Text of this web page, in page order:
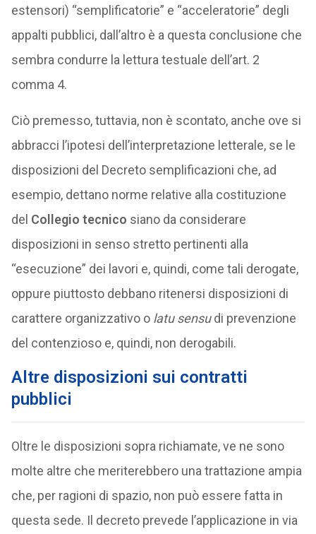
estensori) “semplificatorie” e “acceleratorie” degli
appalti pubblici, dall’altro è a questa conclusione che
sembra condurre la lettura testuale dell’art. 2
comma 4.
Ciò premesso, tuttavia, non è scontato, anche ove si
abbracci l’ipotesi dell’interpretazione letterale, se le
disposizioni del Decreto semplificazioni che, ad
esempio, dettano norme relative alla costituzione
del Collegio tecnico siano da considerare
disposizioni in senso stretto pertinenti alla
“esecuzione” dei lavori e, quindi, come tali derogate,
oppure piuttosto debbano ritenersi disposizioni di
carattere organizzativo o latu sensudi prevenzione
del contenzioso e, quindi, non derogabili.
Altre disposizioni sui contratti
pubblici
Oltre le disposizioni sopra richiamate, ve ne sono
molte altre che meriterebbero una trattazione ampia
che, per ragioni di spazio, non può essere fatta in
questa sede. Il decreto prevede l’applicazione in via